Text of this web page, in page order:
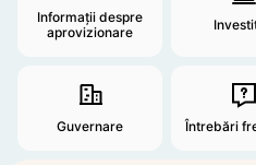
Informații despre
aprovizionare
Guvernare Întrebări